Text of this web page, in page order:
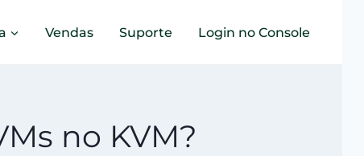
Vendas Suporte Login no Console
no KVM?